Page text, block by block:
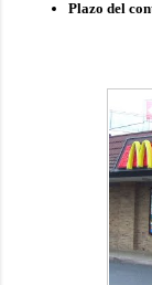
Plazo del